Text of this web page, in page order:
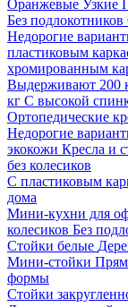
Оранжевые Узкие
Без подлокотников
Недорогие
пластиковым
хромированным
Выдерживают 200
кг С высокой
Ортопедические
Недорогие
экокожи Кресла и
без колесиков
С пластиковым
дома
Мини-кухни для
колесиков Без
Стойки белые
Мини-стойки
формы
Стойки